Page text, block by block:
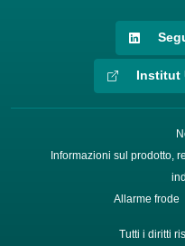
Institut
Informazioni sul prodotto,
Allarme frode
Tutti i diritti